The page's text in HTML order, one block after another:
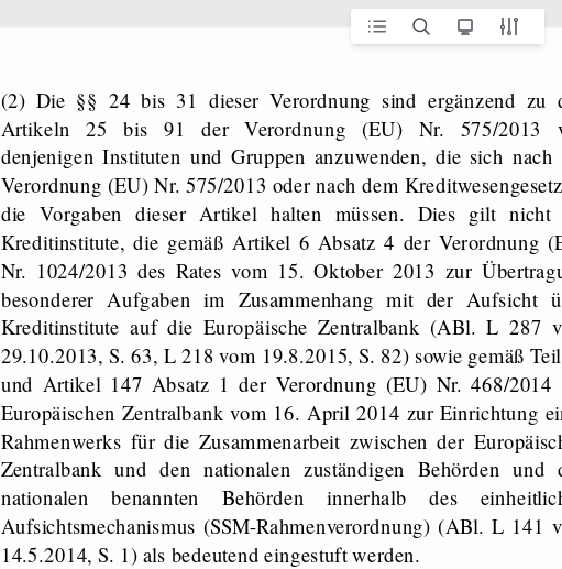
(2) Die §§ 24 bis 31 dieser Verordnung sind ergänzend zu den
Artikeln 25 bis 91 der Verordnung (EU) Nr. 575/2013
denjenigen Instituten und Gruppen anzuwenden, die sich nach
Verordnung (EU) Nr. 575/2013 oder nach dem
die Vorgaben dieser Artikel halten müssen. Dies gilt nicht
Kreditinstitute, die gemäß Artikel 6 Absatz 4 der Verordnung
Nr. 1024/2013 des Rates vom 15. Oktober 2013 zur
besonderer Aufgaben im Zusammenhang mit der Aufsicht
Kreditinstitute auf die Europäische Zentralbank (ABl. L 287
29.10.2013, S. 63, L 218 vom 19.8.2015, S. 82) sowie gemäß
und Artikel 147 Absatz 1 der Verordnung (EU) Nr. 468/2014
Europäischen Zentralbank vom 16. April 2014 zur Einrichtung
Rahmenwerks für die Zusammenarbeit zwischen der
Zentralbank und den nationalen zuständigen Behörden und
nationalen benannten Behörden innerhalb des
Aufsichtsmechanismus (SSM-​Rahmenverordnung) (ABl. L 141
14.5.2014, S. 1) als bedeutend eingestuft werden.